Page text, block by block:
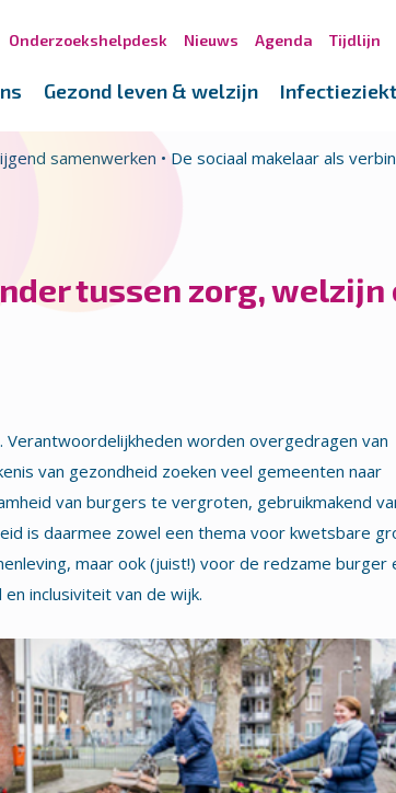
Onderzoekshelpdesk Nieuws Agenda Tijdlijn
Gezond leven & welzijn
samenwerken • De sociaal makelaar als
tussen zorg, welzijn
worden overgedragen van
van gezondheid zoeken veel gemeenten naar
van burgers te vergroten, gebruikmakend
is daarmee zowel een thema voor kwetsbare
maar ook (juist!) voor de redzame burger
inclusiviteit van de wijk.